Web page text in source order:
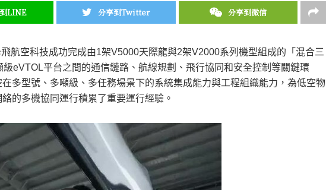
LINE 分享到Twitter 分享到微信
航空科技成功完成由1架V5000天際龍與2架V2000系列機型組成的「混合三
eVTOL平台之間的通信鏈路、航線規劃、飛行協同和安全控制等關鍵環
多型號、多噸級、多任務場景下的系統集成能力與工程組織能力，為低空物
的多機協同運行積累了重要運行經驗。